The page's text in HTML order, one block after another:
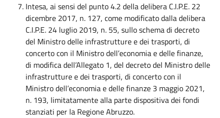
Intesa, ai sensi del punto 4.2 della delibera C.I.P.E. 22
dicembre 2017, n. 127, come modificato dalla delibera
C.I.P.E. 24 luglio 2019, n. 55, sullo schema di decreto
del Ministro delle infrastrutture e dei trasporti, di
concerto con il Ministro dell’economia e delle finanze,
di modifica dell’Allegato 1, del decreto del Ministro delle
infrastrutture e dei trasporti, di concerto con il
Ministro dell’economia e delle finanze 3 maggio 2021,
n. 193, limitatamente alla parte dispositiva dei fondi
stanziati per la Regione Abruzzo.